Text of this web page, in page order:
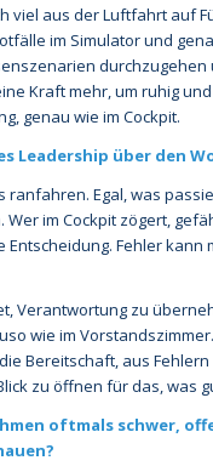
viel aus der Luftfahrt auf
im Simulator und
durchzugehen
Kraft mehr, um ruhig
genau wie im Cockpit.
Leadership über den
ranfahren. Egal, was
im Cockpit zögert,
Entscheidung. Fehler
Verantwortung zu
wie im
Bereitschaft, aus
zu öffnen für das, was
oftmals schwer,